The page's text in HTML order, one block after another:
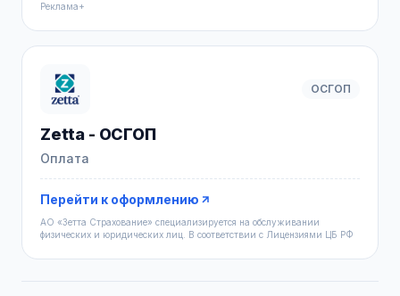
Реклама+
ОСГОП
Zetta - ОСГОП
Оплата
Перейти к оформлению
АО «Зетта Страхование» специализируется на обслуживании
физических и юридических лиц. В соответствии с Лицензиями ЦБ РФ